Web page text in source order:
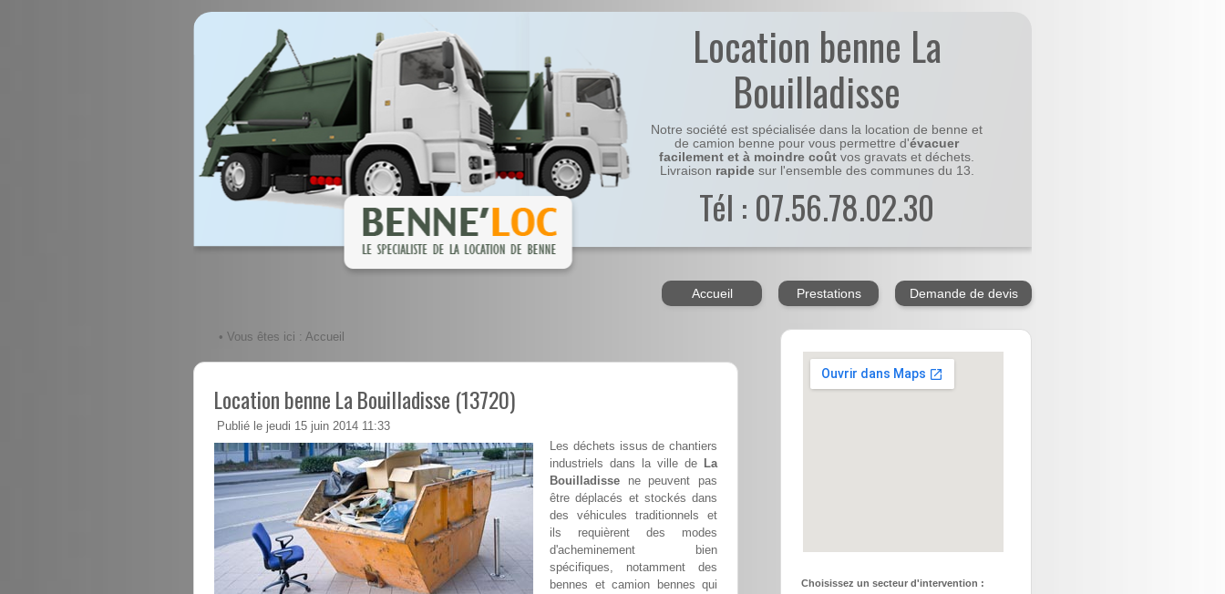
Location benne La
Bouilladisse
Notre société est spécialisée dans la location de benne et
de camion benne pour vous permettre d'évacuer
facilement et à moindre coût vos gravats et déchets.
Livraison rapidesur l'ensemble des communes du 13.
Tél : 07.56.78.02.30
Accueil Prestations Demande de devis
• Vous êtes ici : Accueil
Location benne La Bouilladisse (13720)
Publié le jeudi 15 juin 2014 11:33
Les déchets issus de chantiers
industriels dans la ville de La
Bouilladisse ne peuvent pas
être déplacés et stockés dans
des véhicules traditionnels et
ils requièrent des modes
d'acheminement bien
spécifiques, notamment des
bennes et camion bennes qui
Choisissez un secteur d'intervention :